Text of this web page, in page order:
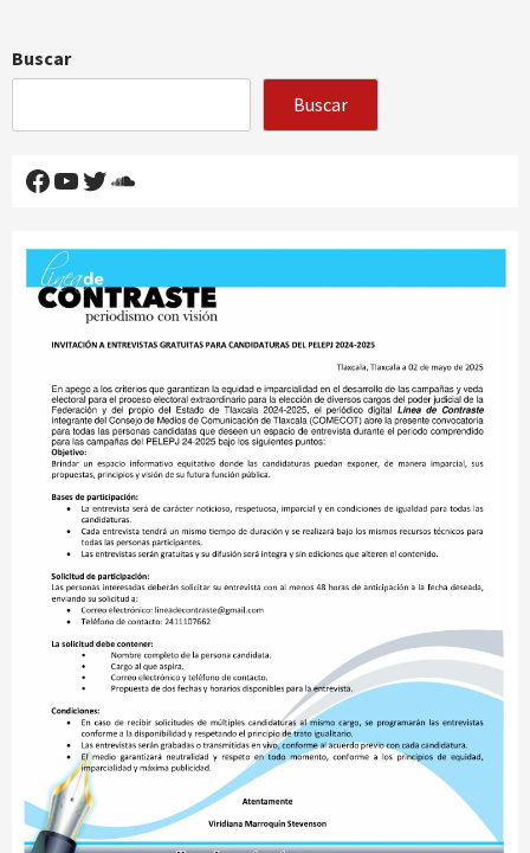
Buscar
Buscar
Facebook
YouTube
Twitter
SoundCloud